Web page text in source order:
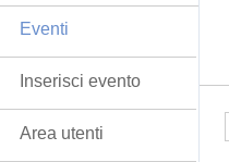
Eventi
Inserisci evento
Area utenti